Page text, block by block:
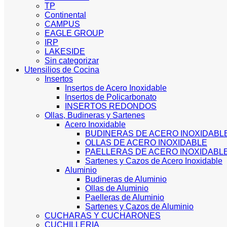
TP
Continental
CAMPUS
EAGLE GROUP
IRP
LAKESIDE
Sin categorizar
Utensilios de Cocina
Insertos
Insertos de Acero Inoxidable
Insertos de Policarbonato
INSERTOS REDONDOS
Ollas, Budineras y Sartenes
Acero Inoxidable
BUDINERAS DE ACERO
OLLAS DE ACERO INOXIDABLE
PAELLERAS DE ACERO
Sartenes y Cazos de Acero Inoxidable
Aluminio
Budineras de Aluminio
Ollas de Aluminio
Paelleras de Aluminio
Sartenes y Cazos de Aluminio
CUCHARAS Y CUCHARONES
CUCHILLERIA